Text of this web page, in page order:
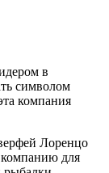
в
символом
компания
Лоренцо
для